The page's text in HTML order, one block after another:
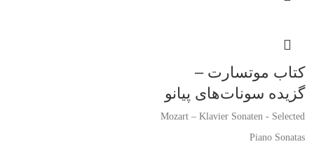
کتاب موتسارت –
گزیده سونات‌های پیانو
Mozart – Klavier Sonaten - Selected
Piano Sonatas